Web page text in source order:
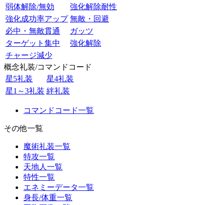
弱体解除/無効
強化解除耐性
強化成功率アップ 無敵・回避
必中・無敵貫通
ガッツ
ターゲット集中
強化解除
チャージ減少
概念礼装/コマンドコード
星5礼装
星4礼装
星1～3礼装 絆礼装
コマンドコード一覧
その他一覧
魔術礼装一覧
特攻一覧
天地人一覧
特性一覧
エネミーデータ一覧
身長/体重一覧